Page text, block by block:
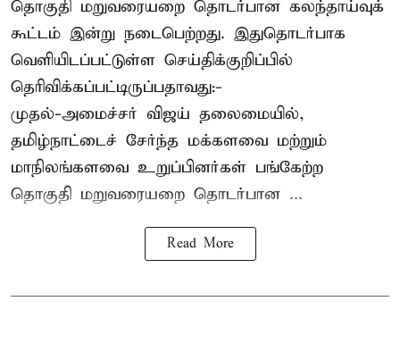
தொகுதி மறுவரையறை தொடர்பான கலந்தாய்வுக்
கூட்டம் இன்று நடைபெற்றது. இதுதொடர்பாக
வெளியிடப்பட்டுள்ள செய்திக்குறிப்பில்
தெரிவிக்கப்பட்டிருப்பதாவது:-
முதல்-அமைச்சர் விஜய் தலைமையில்,
தமிழ்நாட்டைச் சேர்ந்த மக்களவை மற்றும்
மாநிலங்களவை உறுப்பினர்கள் பங்கேற்ற
தொகுதி மறுவரையறை தொடர்பான ...
Read More